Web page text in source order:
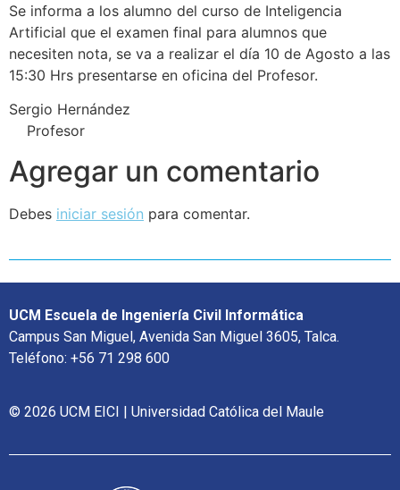
Se informa a los alumno del curso de Inteligencia
Artificial que el examen final para alumnos que
necesiten nota, se va a realizar el día 10 de Agosto a las
15:30 Hrs presentarse en oficina del Profesor.
Sergio Hernández
Profesor
Agregar un comentario
Debes iniciar sesión para comentar.
UCM Escuela de Ingeniería Civil Informática
Campus San Miguel, Avenida San Miguel 3605, Talca.
Teléfono: +56 71 298 600
© 2026 UCM EICI | Universidad Católica del Maule